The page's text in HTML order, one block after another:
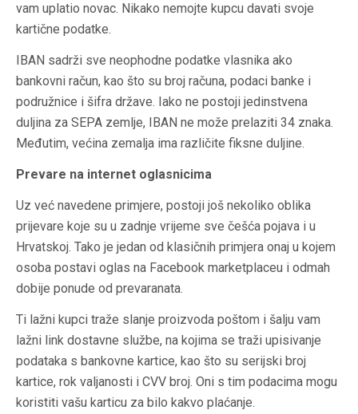
vam uplatio novac. Nikako nemojte kupcu davati svoje
kartične podatke.
IBAN sadrži sve neophodne podatke vlasnika ako
bankovni račun, kao što su broj računa, podaci banke i
podružnice i šifra države. Iako ne postoji jedinstvena
duljina za SEPA zemlje, IBAN ne može prelaziti 34 znaka.
Međutim, većina zemalja ima različite fiksne duljine.
Prevare na internet oglasnicima
Uz već navedene primjere, postoji još nekoliko oblika
prijevare koje su u zadnje vrijeme sve češća pojava i u
Hrvatskoj. Tako je jedan od klasičnih primjera onaj u kojem
osoba postavi oglas na Facebook marketplaceu i odmah
dobije ponude od prevaranata.
Ti lažni kupci traže slanje proizvoda poštom i šalju vam
lažni link dostavne službe, na kojima se traži upisivanje
podataka s bankovne kartice, kao što su serijski broj
kartice, rok valjanosti i CVV broj. Oni s tim podacima mogu
koristiti vašu karticu za bilo kakvo plaćanje.